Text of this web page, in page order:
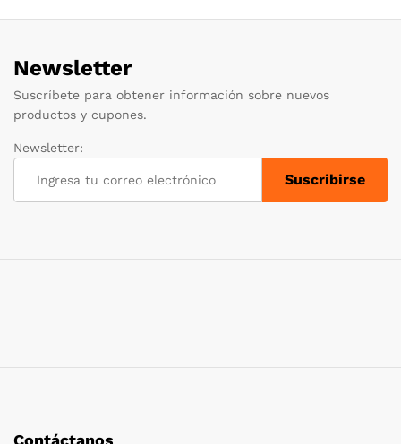
Newsletter
Suscríbete para obtener información sobre nuevos
productos y cupones.
Newsletter:
Contáctanos